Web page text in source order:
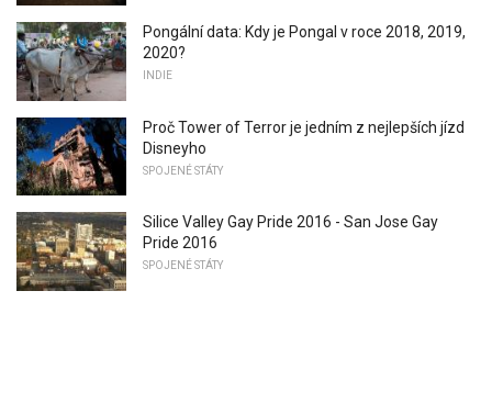
Pongální data: Kdy je Pongal v roce 2018, 2019,
2020?
INDIE
Proč Tower of Terror je jedním z nejlepších jízd
Disneyho
SPOJENÉ STÁTY
Silice Valley Gay Pride 2016 - San Jose Gay
Pride 2016
SPOJENÉ STÁTY